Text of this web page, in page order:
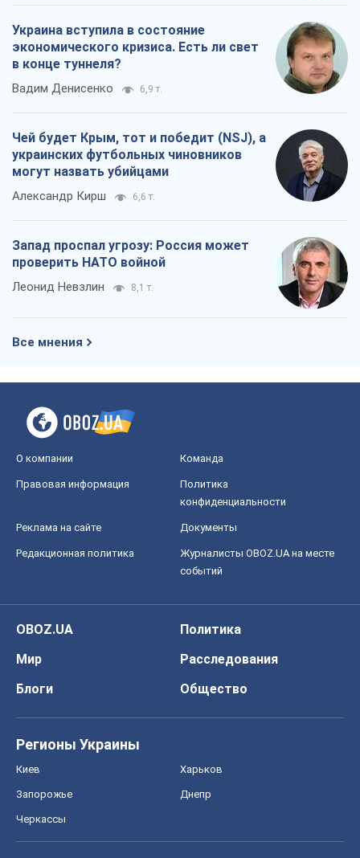
Украина вступила в состояние
экономического кризиса. Есть ли свет
в конце туннеля?
Вадим Денисенко 6,9 т.
Чей будет Крым, тот и победит (NSJ), а
украинских футбольных чиновников
могут назвать убийцами
Александр Кирш 6,6 т.
Запад проспал угрозу: Россия может
проверить НАТО войной
Леонид Невзлин 8,1 т.
Все мнения
О компании Команда
Правовая информация
Политика
конфиденциальности
Реклама на сайте Документы
Редакционная политика
Журналисты OBOZ.UA на месте
событий
OBOZ.UA
Политика
Мир
Расследования
Блоги
Общество
Регионы Украины
Киев Харьков
Запорожье Днепр
Черкассы